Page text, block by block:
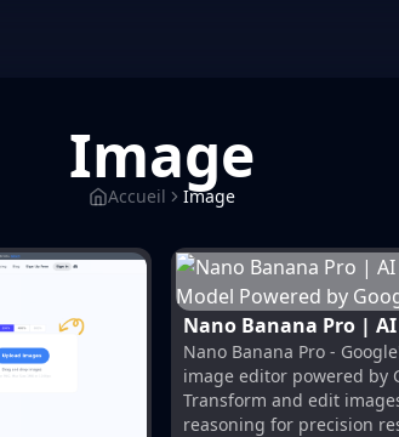
Image
Accueil Image
Nano Banana Pro | AI Image
Editing Model
Nano Banana Pro -
image editor powered by
Transform and edit
reasoning for precision